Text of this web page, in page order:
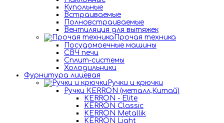
Купольные
Встраиваемые
Полновстраиваемые
Вентиляция для вытяжек
Прочая техника
Посудомоечные машины
СВЧ печи
Сплит-системы
Холодильники
Фурнитура лицевая
Ручки и крючки
Ручки KERRON (металл,Китай)
KERRON - Elite
KERRON Classic
KERRON Metallik
KERRON Light